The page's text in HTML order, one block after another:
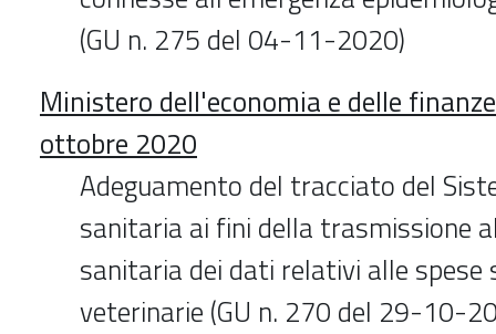
(GU n. 275 del 04-11-2020)
Ministero dell'economia e delle
ottobre 2020
Adeguamento del tracciato del
sanitaria ai fini della trasmissione
sanitaria dei dati relativi alle spese
veterinarie (GU n. 270 del 29-10-